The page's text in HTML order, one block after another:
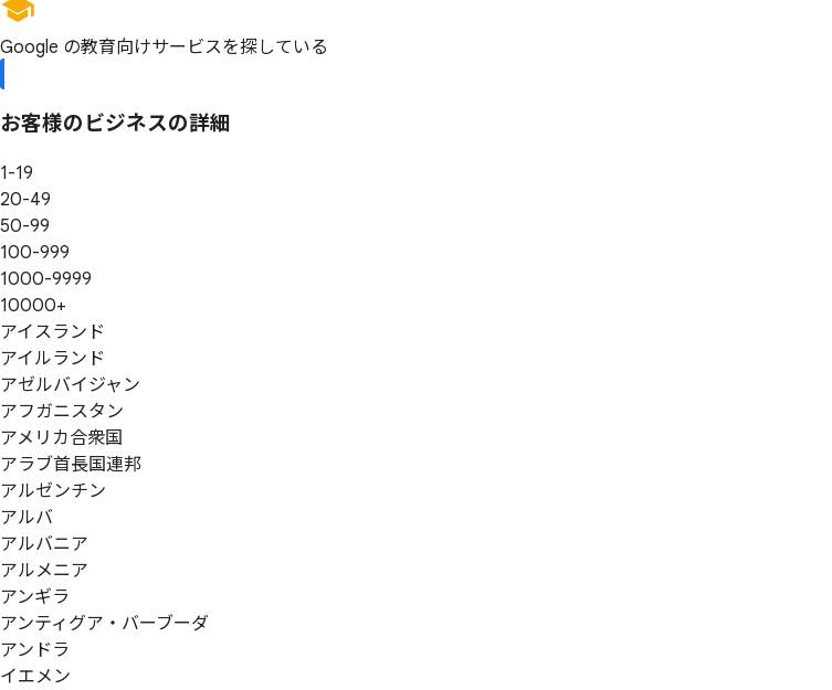
Google の教育向けサービスを探している
お客様の ビジネスの詳細
1-19
20-49
50-99
100-999
1000-9999
10000+
アイスランド
アイルランド
アゼルバイジャン
アフガニスタン
アメリカ合衆国
アラブ首長国連邦
アルゼンチン
アルバ
アルバニア
アルメニア
アンギラ
アンティグア・バーブーダ
アンドラ
イエメン